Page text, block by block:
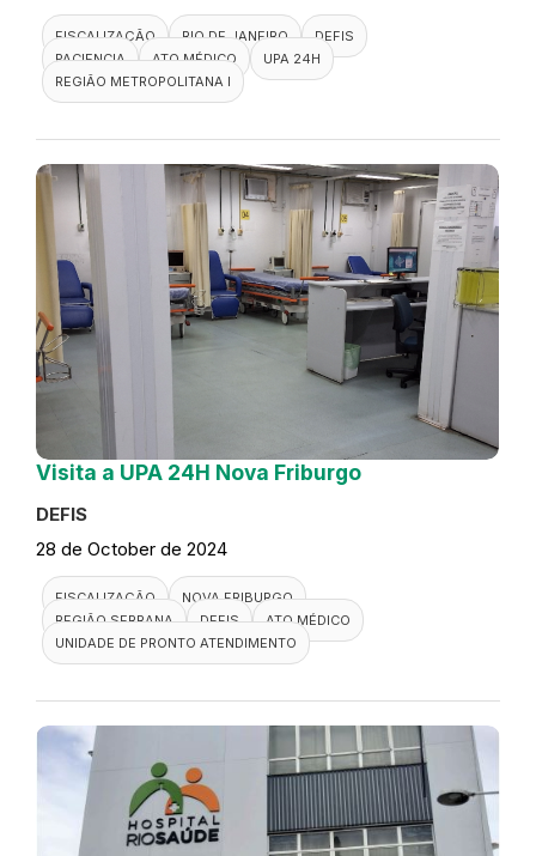
FISCALIZAÇÃO RIO DE JANEIRO
DEFIS
PACIENCIA
ATO MÉDICO
UPA 24H
REGIÃO METROPOLITANA I
Visita a UPA 24H Nova Friburgo
DEFIS
28 de October de 2024
FISCALIZAÇÃO
NOVA FRIBURGO
REGIÃO SERRANA
DEFIS
ATO MÉDICO
UNIDADE DE PRONTO ATENDIMENTO